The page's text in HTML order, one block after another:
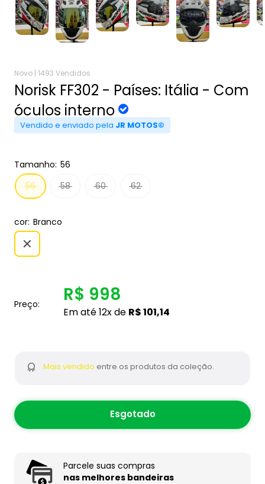
Novo | 1493 Vendidos
Norisk FF302 - Países: Itália - Com
óculos interno
Vendido e enviado pela JR MOTOS©
Tamanho: 56
56
58 60 62
cor: Branco
Preço: R$ 998
Em até 12x de R$ 101,14
Mais vendido entre os produtos da coleção.
Esgotado
Parcele suas compras
nas melhores bandeiras